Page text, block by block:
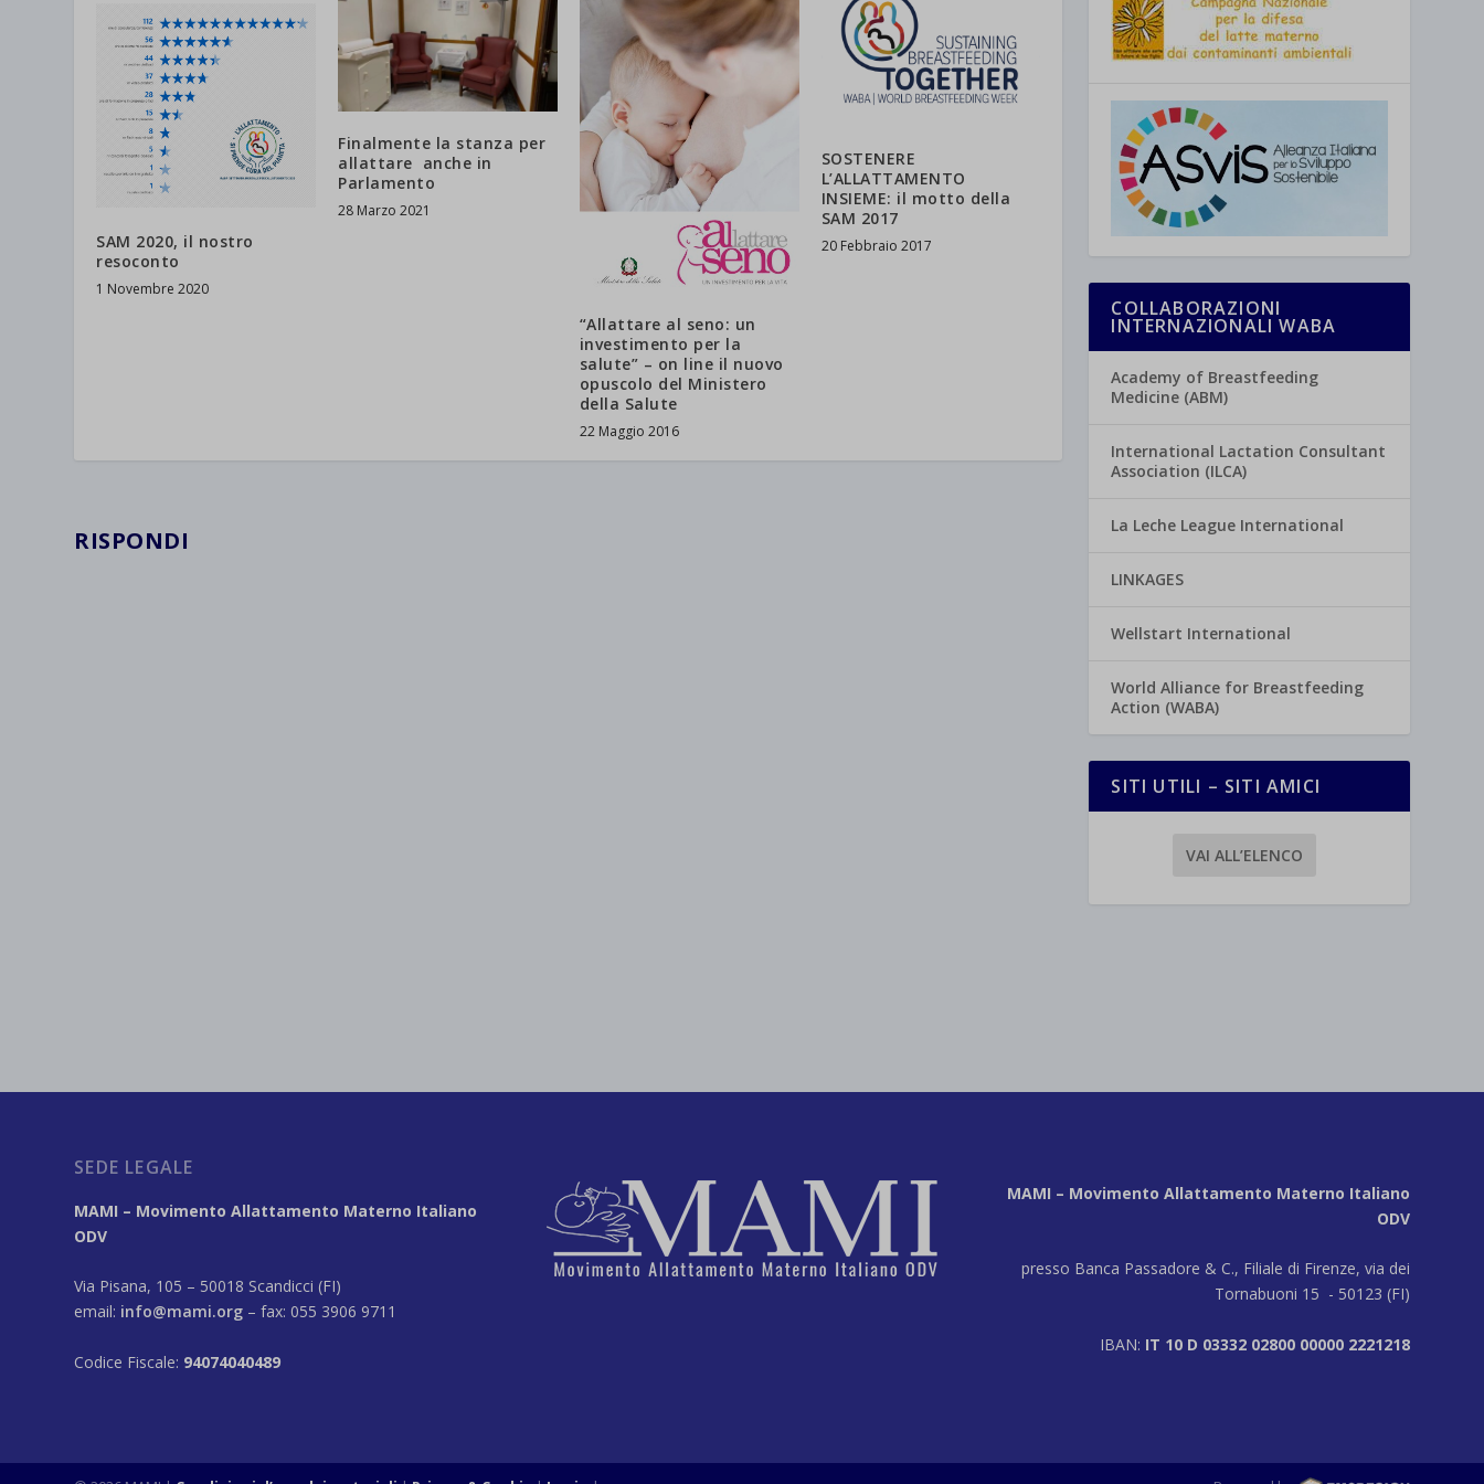
SAM 2020, il nostro
resoconto
1 Novembre 2020
Finalmente la stanza per
allattare anche in
Parlamento
28 Marzo 2021
“Allattare al seno: un
investimento per la
salute” – on line il nuovo
opuscolo del Ministero
della Salute
22 Maggio 2016
SOSTENERE
L’ALLATTAMENTO
INSIEME: il motto della
SAM 2017
20 Febbraio 2017
RISPONDI
COLLABORAZIONI
INTERNAZIONALI WABA
Academy of Breastfeeding
Medicine (ABM)
International Lactation Consultant
Association (ILCA)
La Leche League International
LINKAGES
Wellstart International
World Alliance for Breastfeeding
Action (WABA)
SITI UTILI – SITI AMICI
VAI ALL’ELENCO
SEDE LEGALE
MAMI – Movimento Allattamento Materno Italiano
ODV
Via Pisana, 105 – 50018 Scandicci (FI)
email: info@mami.org – fax: 055 3906 9711
Codice Fiscale: 94074040489
MAMI – Movimento Allattamento Materno Italiano
ODV
presso Banca Passadore & C., Filiale di Firenze, via dei
Tornabuoni 15 - 50123 (FI)
IBAN: IT 10 D 03332 02800 00000 2221218
et-saved-post*
wpc*